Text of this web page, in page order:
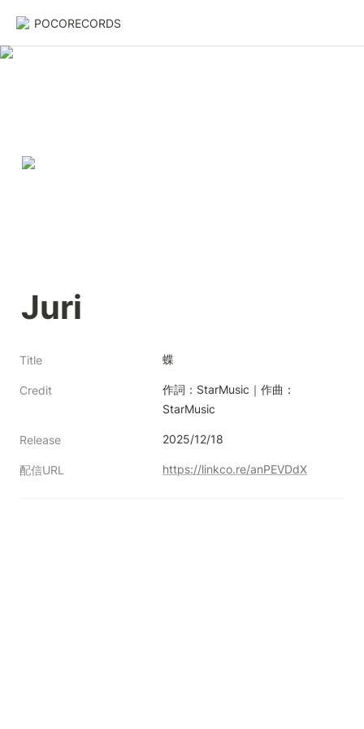
POCORECORDS
Juri
Title 蝶
Credit
作詞：StarMusic｜作曲：
StarMusic
Release 2025/12/18
配信URL https://linkco.re/anPEVDdX